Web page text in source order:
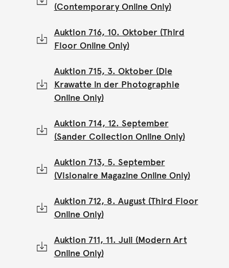
(Contemporary Online Only)
Auktion 716, 10. Oktober (Third
Floor Online Only)
Auktion 715, 3. Oktober (Die
Krawatte in der Photographie
Online Only)
Auktion 714, 12. September
(Sander Collection Online Only)
Auktion 713, 5. September
(Visionaire Magazine Online Only)
Auktion 712, 8. August (Third Floor
Online Only)
Auktion 711, 11. Juli (Modern Art
Online Only)